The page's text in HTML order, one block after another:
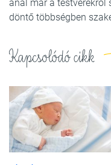
ánál már a testvérekről
döntő többségben
Kapcsolódó cikk